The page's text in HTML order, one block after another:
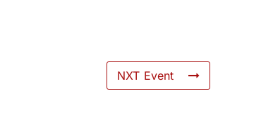
NXT Event